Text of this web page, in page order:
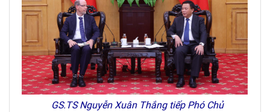
GS.TS Nguyễn Xuân Thắng tiếp Phó Chủ